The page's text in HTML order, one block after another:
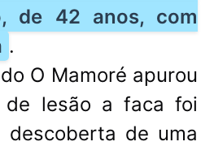
de 42 anos, com
.
O Mamoré apurou
lesão a faca foi
descoberta de uma